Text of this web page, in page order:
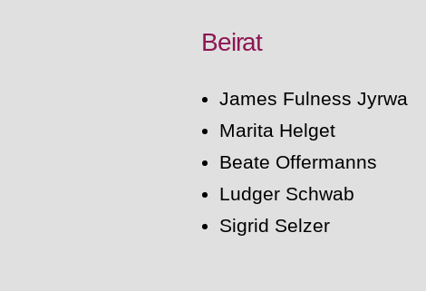
Beirat
James Fulness Jyrwa
Marita Helget
Beate Offermanns
Ludger Schwab
Sigrid Selzer